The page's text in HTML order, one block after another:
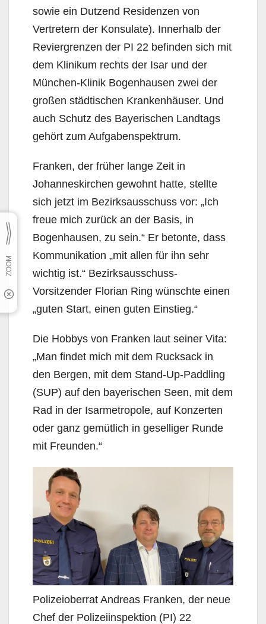
sowie ein Dutzend Residenzen von
Vertretern der Konsulate). Innerhalb der
Reviergrenzen der PI 22 befinden sich mit
dem Klinikum rechts der Isar und der
München-Klinik Bogenhausen zwei der
großen städtischen Krankenhäuser. Und
auch Schutz des Bayerischen Landtags
gehört zum Aufgabenspektrum.
Franken, der früher lange Zeit in
Johanneskirchen gewohnt hatte, stellte
sich jetzt im Bezirksausschuss vor: „Ich
freue mich zurück an der Basis, in
Bogenhausen, zu sein.“ Er betonte, dass
Kommunikation „mit allen für ihn sehr
wichtig ist.“ Bezirksausschuss-
Vorsitzender Florian Ring wünschte einen
„guten Start, einen guten Einstieg.“
Die Hobbys von Franken laut seiner Vita:
„Man findet mich mit dem Rucksack in
den Bergen, mit dem Stand-Up-Paddling
(SUP) auf den bayerischen Seen, mit dem
Rad in der Isarmetropole, auf Konzerten
oder ganz gemütlich in geselliger Runde
mit Freunden.“
Polizeioberrat Andreas Franken, der neue
Chef der Polizeiinspektion (PI) 22